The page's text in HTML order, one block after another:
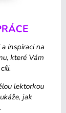
inspiraci na
které Vám
lektorkou
jak